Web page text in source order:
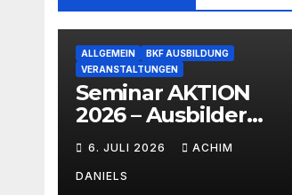
ALLGEMEIN
BKF AUSBILDUNG
VERANSTALTUNGEN
Seminar AKTION
2026 – Ausbilder
ab 399€!!!
6. JULI 2026 ACHIM
DANIELS